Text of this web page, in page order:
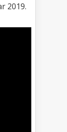
2019.